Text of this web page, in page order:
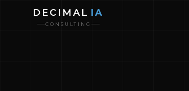
DECIMAL IA
CONSULTING